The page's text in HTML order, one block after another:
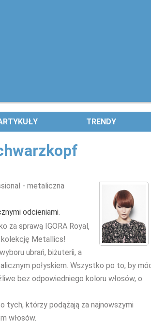
TRENDY
- metaliczna
odcieniami.
za sprawą IGORA Royal,
Metallics!
ubrań, biżuterii, a
połyskiem. Wszystko po to, by
bez odpowiedniego koloru włosów, o
tych, którzy podążają za najnowszymi
włosów.